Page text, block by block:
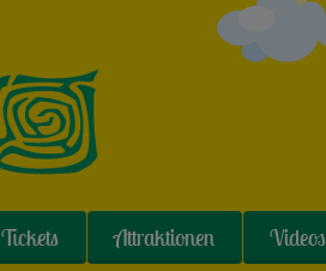
Tickets Attraktionen Videos